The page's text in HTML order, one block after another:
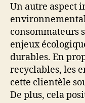
Un autre aspect
consommateurs
enjeux
durables. En
recyclables, les
cette clientèle
De plus, cela